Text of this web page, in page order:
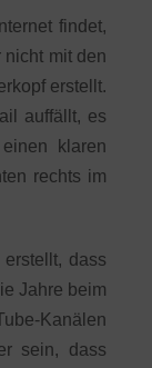
findet,
mit den
erstellt.
auffällt, es
klaren
rechts im
dass
Jahre beim
Kanälen
sein, dass